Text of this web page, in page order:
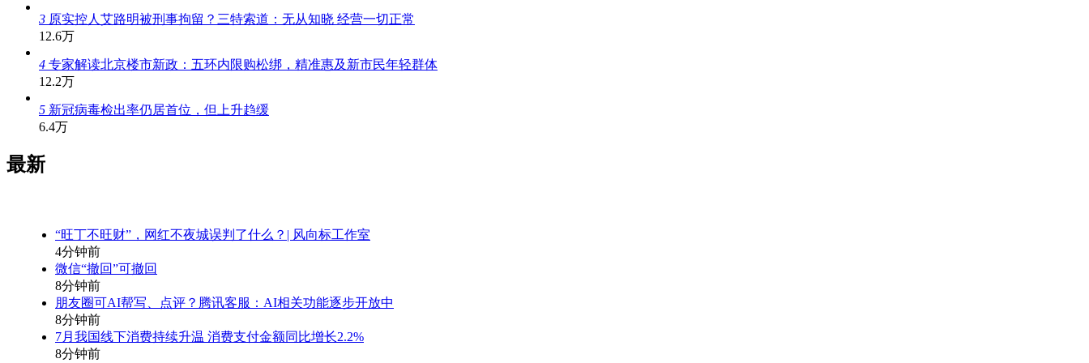
3 原实控人艾路明被刑事拘留？三特索道：无从知晓 经营一切正常
12.6万
4 专家解读北京楼市新政：五环内限购松绑，精准惠及新市民年轻群体
12.2万
5 新冠病毒检出率仍居首位，但上升趋缓
6.4万
最新
“旺丁不旺财”，网红不夜城误判了什么？| 风向标工作室
4分钟前
微信“撤回”可撤回
8分钟前
朋友圈可AI帮写、点评？腾讯客服：AI相关功能逐步开放中
8分钟前
7月我国线下消费持续升温 消费支付金额同比增长2.2%
8分钟前